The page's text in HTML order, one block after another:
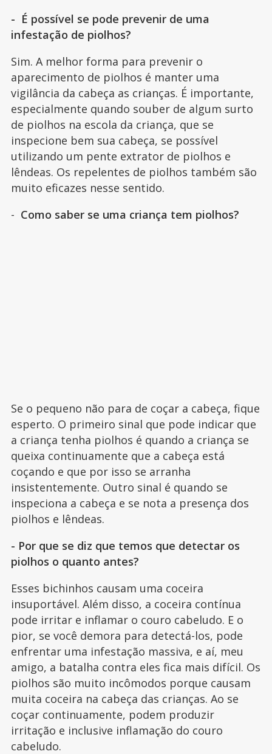
- É possível se pode prevenir de uma
infestação de piolhos?
Sim. A melhor forma para prevenir o
aparecimento de piolhos é manter uma
vigilância da cabeça as crianças. É importante,
especialmente quando souber de algum surto
de piolhos na escola da criança, que se
inspecione bem sua cabeça, se possível
utilizando um pente extrator de piolhos e
lêndeas. Os repelentes de piolhos também são
muito eficazes nesse sentido.
- Como saber se uma criança tem piolhos?
Se o pequeno não para de coçar a cabeça, fique
esperto. O primeiro sinal que pode indicar que
a criança tenha piolhos é quando a criança se
queixa continuamente que a cabeça está
coçando e que por isso se arranha
insistentemente. Outro sinal é quando se
inspeciona a cabeça e se nota a presença dos
piolhos e lêndeas.
- Por que se diz que temos que detectar os
piolhos o quanto antes?
Esses bichinhos causam uma coceira
insuportável. Além disso, a coceira contínua
pode irritar e inflamar o couro cabeludo. E o
pior, se você demora para detectá-los, pode
enfrentar uma infestação massiva, e aí, meu
amigo, a batalha contra eles fica mais difícil. Os
piolhos são muito incômodos porque causam
muita coceira na cabeça das crianças. Ao se
coçar continuamente, podem produzir
irritação e inclusive inflamação do couro
cabeludo.